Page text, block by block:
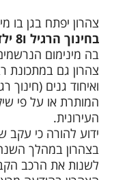
צהרון יפתח בגן בו
בחינוך הרגיל ו8 ילדים בגני החינוך המיוחד
בה מינימום
צהרון גם במתכונת
ואיחוד גנים (חינוך
המותרת או על פי
העירונית.
ידוע להורה כי עקב
בצהרון במהלך
לשנות את הרכב